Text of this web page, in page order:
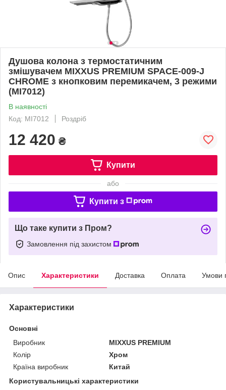
Душова колона з термостатичним
змішувачем MIXXUS PREMIUM SPACE-009-J
CHROME з кнопковим перемикачем, 3 режими
(MI7012)
В наявності
Код: MI7012
Роздріб
12 420 ₴
Купити
або
Купити з
Що таке купити з Пром?
Замовлення під захистом
Опис Характеристики Доставка Оплата Умови
Характеристики
Основні
Виробник
MIXXUS PREMIUM
Колір
Хром
Країна виробник
Китай
Користувальницькі характеристики